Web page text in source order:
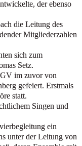
der ebenso
die Leitung des
Mitgliederzahlen
sich zum
Setz.
im zuvor von
gefeiert. Erstmals
statt.
Singen und
ein
unter der Leitung von